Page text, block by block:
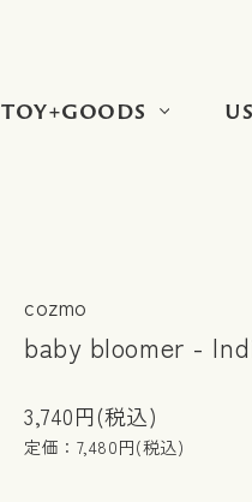
TOY+GOODS
cozmo
baby bloomer -
3,740円(税込)
定価：7,480円(税込)